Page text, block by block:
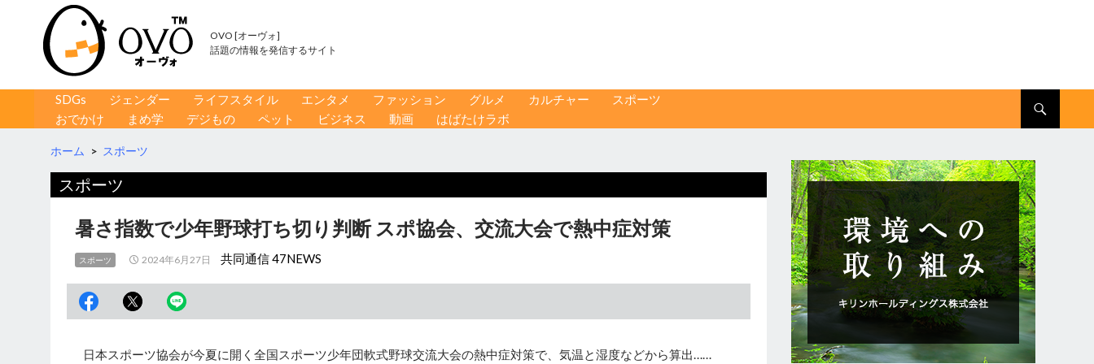
OVO [オーヴォ]
話題の情報を発信するサイト
コンテンツへ移動
SDGs ジェンダー ライフスタイル エンタメ ファッション グルメ カルチャー
スポーツ
おでかけ
まめ学 デジもの ペット ビジネス 動画 はばたけラボ
ホーム > スポーツ
スポーツ
暑さ指数で少年野球打ち切り判断 スポ協会、交流大会で熱中症対策
スポーツ 2024年6月27日 共同通信 47NEWS
日本スポーツ協会が今夏に開く全国スポーツ少年団軟式野球交流大会の熱中症対策で、気温と湿度などから算出……